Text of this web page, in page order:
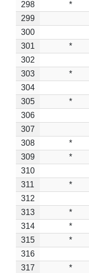
298
*
299
300
301
*
302
303
*
304
305
*
306
307
308
*
309
*
310
311
*
312
313
*
314
*
315
*
316
317
*